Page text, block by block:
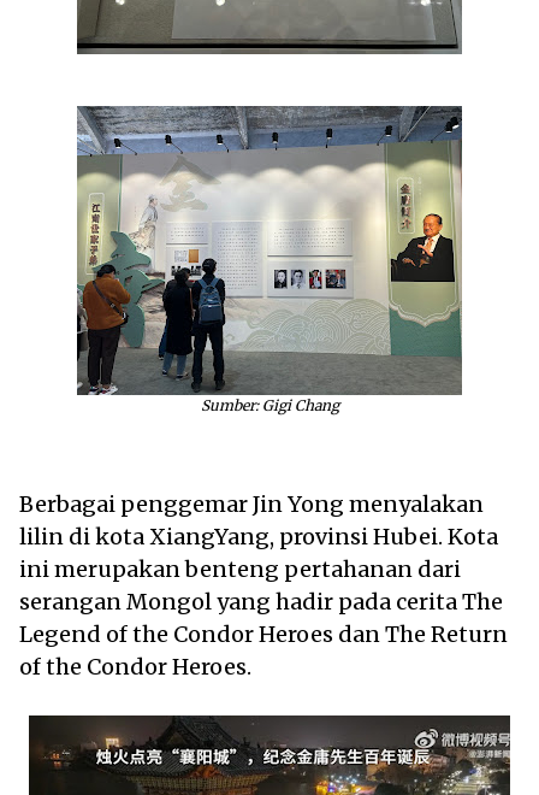
Sumber: Gigi Chang
Berbagai penggemar Jin Yong menyalakan
lilin di kota XiangYang, provinsi Hubei. Kota
ini merupakan benteng pertahanan dari
serangan Mongol yang hadir pada cerita The
Legend of the Condor Heroes dan The Return
of the Condor Heroes.